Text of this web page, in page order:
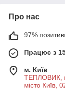
Про нас
97%
Працює з
м. Київ
ТЕПЛОВИК,
місто Київ,